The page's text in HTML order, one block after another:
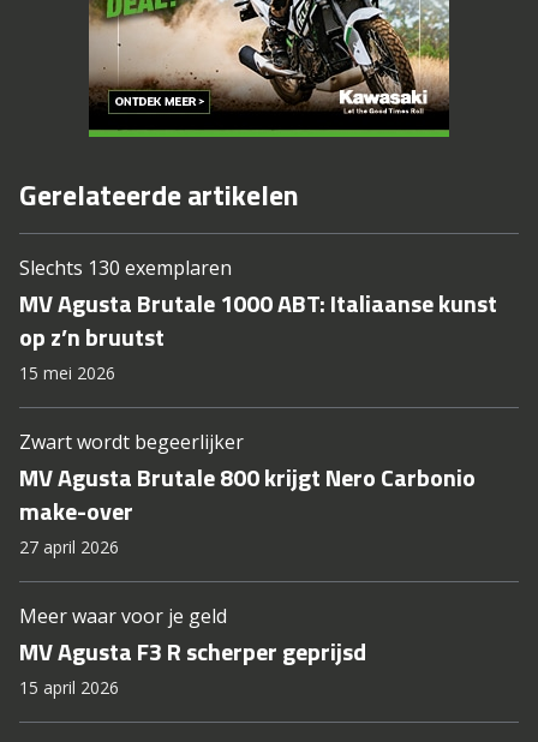
Gerelateerde artikelen
Slechts 130 exemplaren
MV Agusta Brutale 1000 ABT: Italiaanse kunst
op z’n bruutst
15 mei 2026
Zwart wordt begeerlijker
MV Agusta Brutale 800 krijgt Nero Carbonio
make-over
27 april 2026
Meer waar voor je geld
MV Agusta F3 R scherper geprijsd
15 april 2026